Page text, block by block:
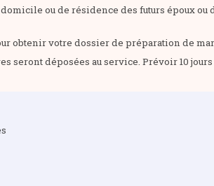
ou de résidence des futurs époux ou
obtenir votre dossier de préparation de
seront déposées au service. Prévoir 10